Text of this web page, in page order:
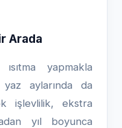
Arada
yapmakla
aylarında da
işlevlilik, ekstra
yıl boyunca